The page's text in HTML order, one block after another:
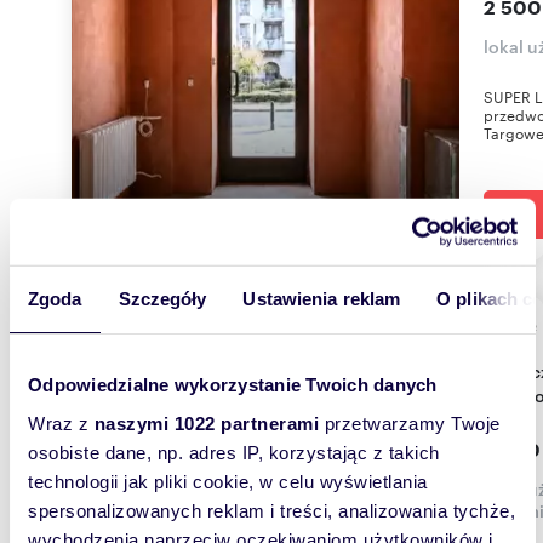
Zgoda Szczegóły Ustawienia reklam O plikach
Odpowiedzialne wykorzystanie Twoich danych
Wraz z naszymi 1022 partnerami przetwarzamy Twoje
osobiste dane, np. adres IP, korzystając z takich
technologii jak pliki cookie, w celu wyświetlania
spersonalizowanych reklam i treści, analizowania tychże,
2
lokal
SUPER
WYRÓŻNIONE 2
2
lokal